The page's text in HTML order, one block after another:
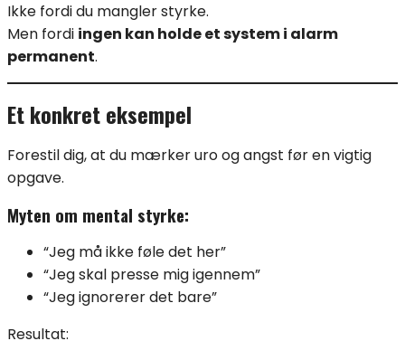
Ikke fordi du mangler styrke.
Men fordi ingen kan holde et system i alarm
permanent.
Et konkret eksempel
Forestil dig, at du mærker uro og angst før en vigtig
opgave.
Myten om mental styrke:
“Jeg må ikke føle det her”
“Jeg skal presse mig igennem”
“Jeg ignorerer det bare”
Resultat: